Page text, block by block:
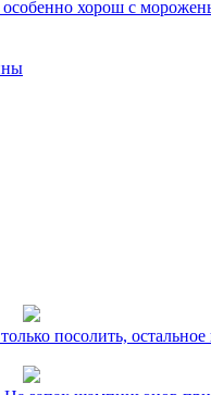
особенно хорош с
посолить, остальное